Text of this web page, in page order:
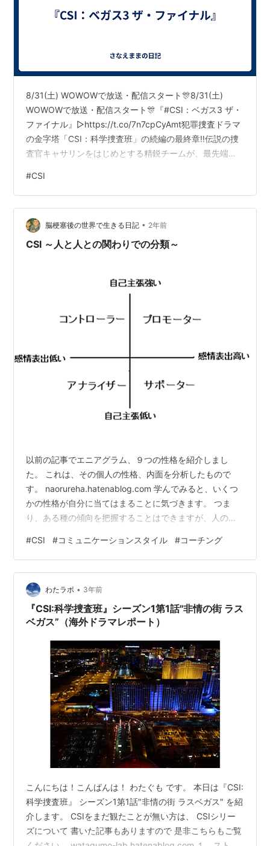
8/31(土) WOWOWで放送・配信スタート🎊8/31(土)
WOWOWで放送・配信スタート🎊『#CSI：ベガス3 ザ・
ファイナル』▷https://t.co/7n7cpCyAmt犯罪捜査ドラマ
の金字塔「CSI：科学捜査班」の続編の最終章‼伝説の捜
査官キャサリンをはじめとする精鋭チームが、最先端の
#早見沙織 pic.twitter.com/Fs3uTBhqcX— WOWOW海外
ドラマ (@wow_kaigaidrama) 2024年6月25日
#CSI
脳梗塞後の世界で生きる日記 • 2年前
CSI ～人と人との関わりでの分類～
以前の記事でエニアグラム、９つの性格を紹介しまし
た。 これは、その個人の性格、内面を分析したもので
す。 naorureha.hatenablog.com 学んでみると、いくつ
かの性格が自分に当てはまることに気づきます。 つま
り、ある種の傾向を把握することはできますが、人の性
す。 また、「家族といるときの私」「学校の友達といる
ときの私」「クラブ活動の友達といるときの私」、これ
らの私はすべて同じでしょうか。このような疑問がわい
てきてしまいます。 私たちは一緒にいる人によって、少
しづつ自分が異なることに、気づくでしょう。 そこで、
以下ではコミュニケーシ…
#CSI #コミュニケーションスタイル #コーチング
わたラボ • 3年前
『CSI:科学捜査班』シーズン1第1話"非情の街 ラス
ベガス”（海外ドラマレポート）
こんにちは！こんばんは！ わたぐも です。 本日は『CSI:
科学捜査班』 シーズン1第1話"非情の街 ラスベガス" を紹
介します。 CSIをまだ観たことが無い方は、 CSIシリー
ズについて 書いた記事もありますので 是非こちらもご覧